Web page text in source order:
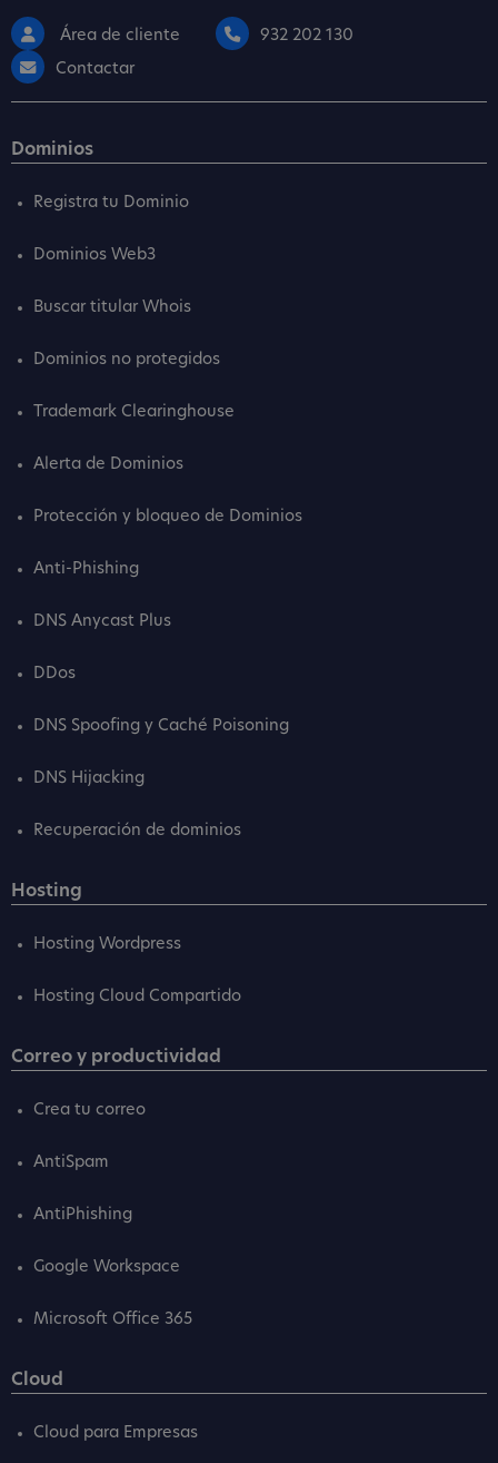
Área de cliente
932 202 130
Contactar
Dominios
Registra tu Dominio
Dominios Web3
Buscar titular Whois
Dominios no protegidos
Trademark Clearinghouse
Alerta de Dominios
Protección y bloqueo de Dominios
Anti-Phishing
DNS Anycast Plus
DDos
DNS Spoofing y Caché Poisoning
DNS Hijacking
Recuperación de dominios
Hosting
Hosting Wordpress
Hosting Cloud Compartido
Correo y productividad
Crea tu correo
AntiSpam
AntiPhishing
Google Workspace
Microsoft Office 365
Cloud
Cloud para Empresas